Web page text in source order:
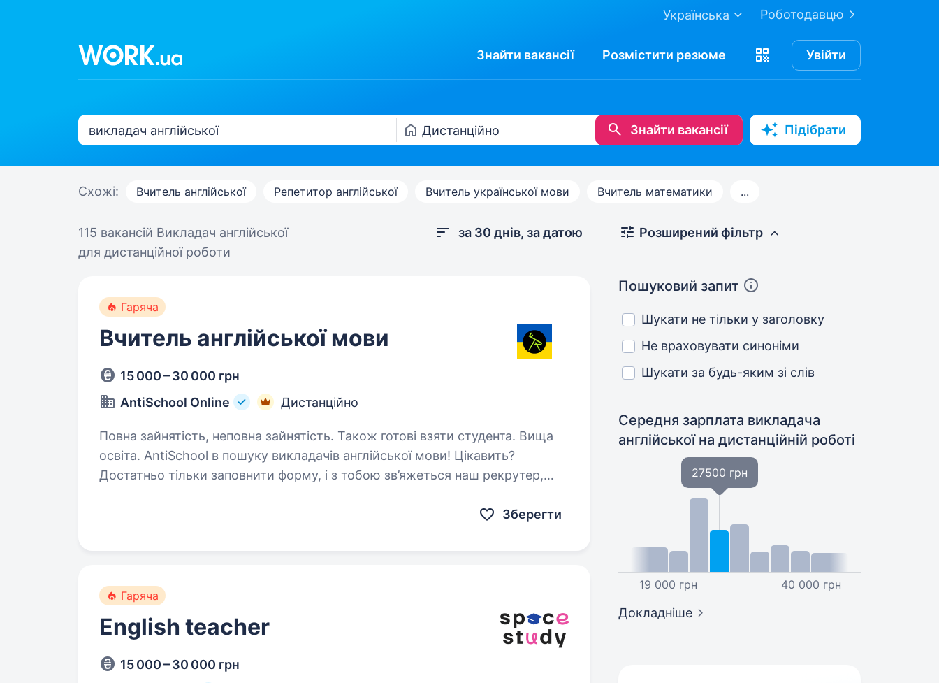
Роботодавцю
Українська
Знайти вакансії Розмістити резюме Увійти
Знайти вакансії Підібрати
Схожі: Вчитель англійської Репетитор англійської Вчитель української мови Вчитель математики ...
115 вакансій Викладач англійської
для дистанційної роботи
за 30 днів, за датою
Гаряча
Вчитель англійської мови
15 000 – 30 000 грн
AntiSchool Online
Дистанційно
Повна зайнятість, неповна зайнятість. Також готові взяти студента. Вища
освіта. AntiSchool в пошуку викладачів англійської мови! Цікавить?
Достатньо тільки заповнити форму, і з тобою зв’яжеться наш рекрутер,
Зберегти
Гаряча
English teacher
15 000 – 30 000 грн
Розширений фільтр
Пошуковий запит
Шукати не тільки у заголовку
Не враховувати синоніми
Шукати за будь-яким зі слів
Середня зарплата викладача
англійської на дистанційній роботі
19 000 грн
27500 грн
40 000 грн
Докладніше